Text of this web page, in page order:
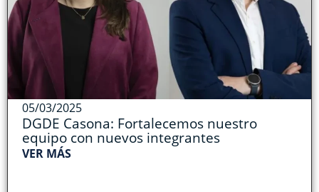
05/03/2025
DGDE Casona: Fortalecemos nuestro
equipo con nuevos integrantes
VER MÁS